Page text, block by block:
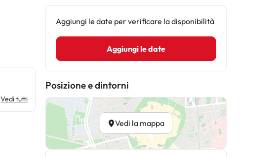
Vedi tutti
Aggiungi le date per verificare la disponibilità
Aggiungi le date
Posizione e dintorni
Vedi la mappa